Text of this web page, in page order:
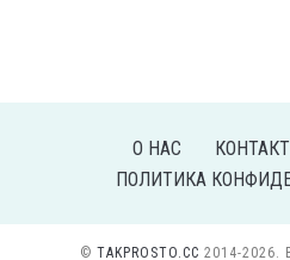
О НАС КОНТАКТ
ПОЛИТИКА
© TAKPROSTO.CC 2014-